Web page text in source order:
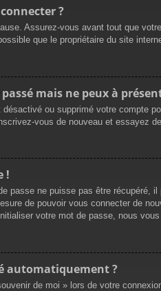
?
Assurez-vous avant tout que
que le propriétaire du site
mais ne peux à
désactivé ou supprimé votre compte
vous de nouveau et essayez
!
passe ne puisse pas être récupéré,
de pouvoir vous connecter de
votre mot de passe, nous
automatiquement ?
de moi » lors de votre